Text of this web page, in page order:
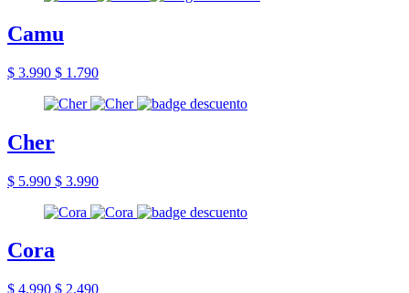
Camu
$ 3.990 $ 1.790
Cher
$ 5.990 $ 3.990
Cora
$ 4.990 $ 2.490